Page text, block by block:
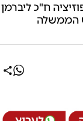
ח"כ ליברמן
הממשלה